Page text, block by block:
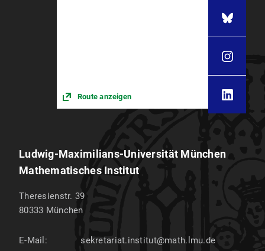
Route anzeigen
Ludwig-Maximilians-Universität München
Mathematisches Institut
Theresienstr. 39
80333 München
E-Mail: sekretariat.institut@math.lmu.de